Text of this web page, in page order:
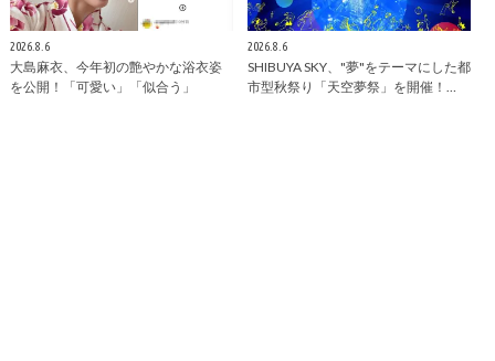
2026.8.6
大島麻衣、今年初の艶やかな浴衣姿
を公開！「可愛い」「似合う」
2026.8.6
SHIBUYA SKY、"夢"をテーマにした都
市型秋祭り「天空夢祭」を開催！…